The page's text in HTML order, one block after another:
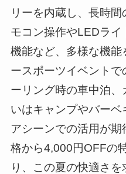
リーを内蔵し、長時
モコン操作やLEDラ
機能など、多様な機能
ースポーツイベント
ーリング時の車中泊
いはキャンプやバー
アシーンでの活用が
格から4,000円OFFの
り、この夏の快適さ